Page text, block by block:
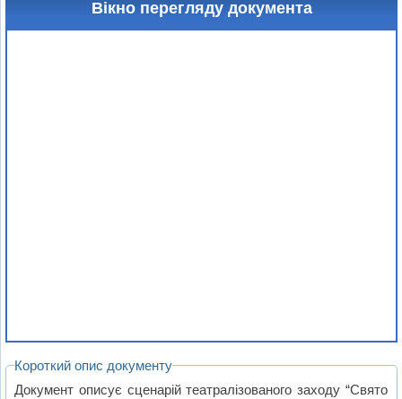
Вікно перегляду документа
Короткий опис документу
Документ описує сценарій театралізованого заходу “Свято